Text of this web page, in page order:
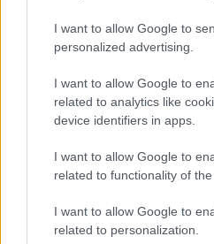
I want to allow Google to
personalized advertising.
I want to allow Google to
related to analytics like
device identifiers in apps.
I want to allow Google to
related to functionality of
I want to allow Google to
related to personalization.
Ez a nyári lábbeli
és a gerincedet